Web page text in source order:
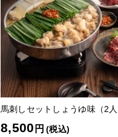
馬刺しセットしょうゆ味（2人
8,500 円 (税込)